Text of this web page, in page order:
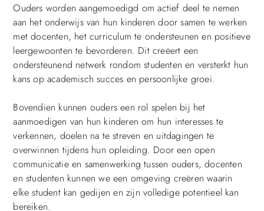
Ouders worden aangemoedigd om actief deel te nemen
aan het onderwijs van hun kinderen door samen te werken
met docenten, het curriculum te ondersteunen en positieve
leergewoonten te bevorderen. Dit creëert een
ondersteunend netwerk rondom studenten en versterkt hun
kans op academisch succes en persoonlijke groei.
Bovendien kunnen ouders een rol spelen bij het
aanmoedigen van hun kinderen om hun interesses te
verkennen, doelen na te streven en uitdagingen te
overwinnen tijdens hun opleiding. Door een open
communicatie en samenwerking tussen ouders, docenten
en studenten kunnen we een omgeving creëren waarin
elke student kan gedijen en zijn volledige potentieel kan
bereiken.